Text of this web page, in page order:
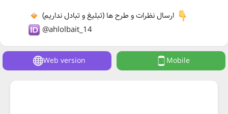
@ahlolbait_14
Web version Mobile